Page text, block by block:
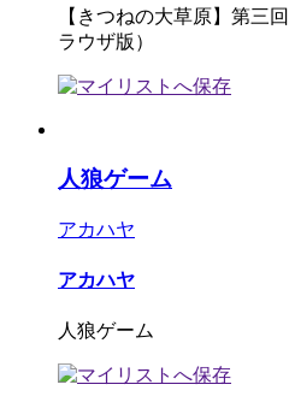
【きつねの大草原】第三
ラウザ版）
人狼ゲーム
アカハヤ
アカハヤ
人狼ゲーム